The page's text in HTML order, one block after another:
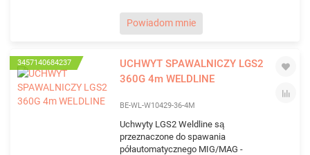
Powiadom mnie
3457140684237
UCHWYT SPAWALNICZY LGS2
360G 4m WELDLINE
BE-WL-W10429-36-4M
Uchwyty LGS2 Weldline są
przeznaczone do spawania
półautomatycznego MIG/MAG -